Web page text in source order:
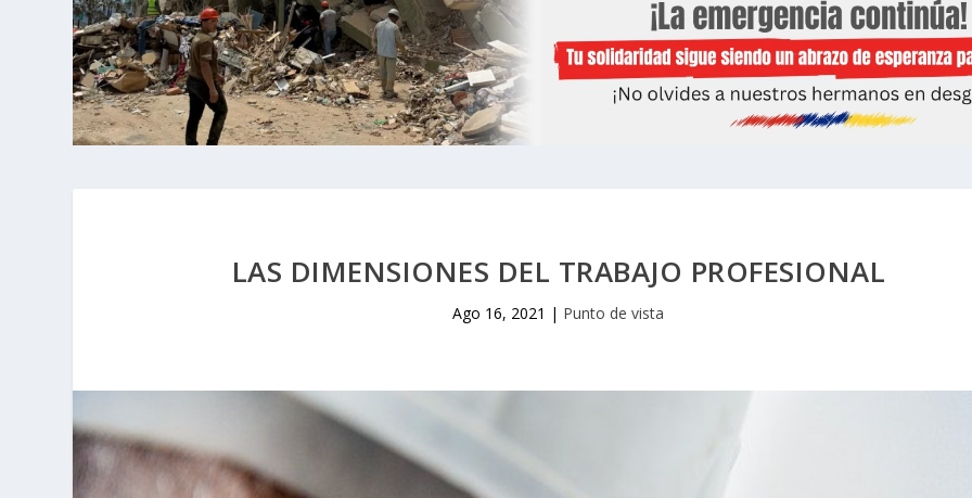
LAS DIMENSIONES DEL TRABAJO PROFESIONAL
Ago 16, 2021 | Punto de vista